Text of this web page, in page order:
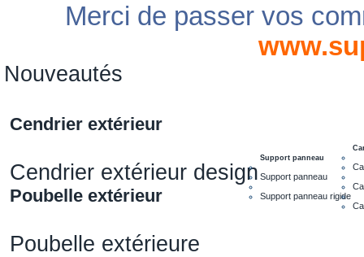
Merci de passer vos
Nouveautés
Cendrier extérieur
Cendrier extérieur design
Poubelle extérieur
Poubelle extérieure
Support panneau
Support panneau
Support panneau rigide